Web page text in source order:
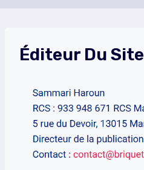
Éditeur Du Site